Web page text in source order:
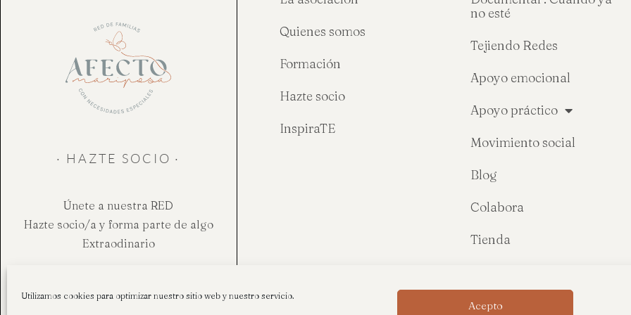
Utilizamos cookies para optimizar nuestro sitio web y nuestro servicio.
Acepto
· HAZTE SOCIO ·
Únete a nuestra RED
Hazte socio/a y forma parte de algo
Extraodinario
Hazte socio
Quienes somos
Formación
Hazte socio
InspiraTE
no esté
Tejiendo Redes
Apoyo emocional
Apoyo práctico
Movimiento social
Blog
Colabora
Tienda